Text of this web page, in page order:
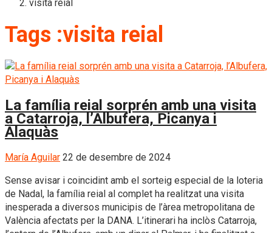
visita reial
Tags :visita reial
La família reial sorprén amb una visita
a Catarroja, l’Albufera, Picanya i
Alaquàs
María Aguilar 22 de desembre de 2024
Sense avisar i coincidint amb el sorteig especial de la loteria
de Nadal, la família reial al complet ha realitzat una visita
inesperada a diversos municipis de l’àrea metropolitana de
València afectats per la DANA. L’itinerari ha inclòs Catarroja,